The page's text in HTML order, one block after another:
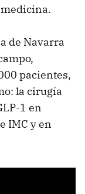
de Navarra
pacientes,
la cirugía
1 en
IMC y en